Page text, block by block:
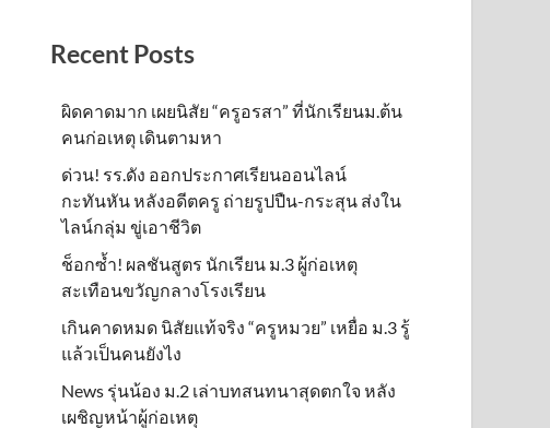
Recent Posts
ผิดคาดมาก เผยนิสัย “ครูอรสา” ที่นักเรียนม.ต้น
คนก่อเหตุ เดินตามหา
ด่วน! รร.ดัง ออกประกาศเรียนออนไลน์
กะทันหัน หลังอดีตครู ถ่ายรูปปืน-กระสุน ส่งใน
ไลน์กลุ่ม ขู่เอาชีวิต
ช็อกซ้ำ! ผลชันสูตร นักเรียน ม.3 ผู้ก่อเหตุ
สะเทือนขวัญกลางโรงเรียน
เกินคาดหมด นิสัยแท้จริง “ครูหมวย” เหยื่อ ม.3 รู้
แล้วเป็นคนยังไง
News รุ่นน้อง ม.2 เล่าบทสนทนาสุดตกใจ หลัง
เผชิญหน้าผู้ก่อเหตุ